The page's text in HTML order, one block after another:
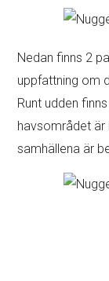
Nedan finns 2
uppfattning om
Runt udden
havsområdet
samhällena är